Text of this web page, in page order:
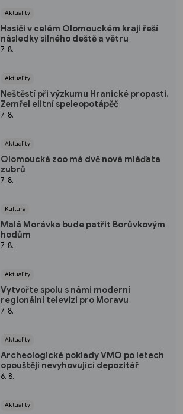
Aktuality
Hasiči v celém Olomouckém kraji řeší
následky silného deště a větru
7. 8.
Aktuality
Neštěstí při výzkumu Hranické propasti.
Zemřel elitní speleopotápěč
7. 8.
Aktuality
Olomoucká zoo má dvě nová mláďata
zubrů
7. 8.
Kultura
Malá Morávka bude patřit Borůvkovým
hodům
7. 8.
Aktuality
Vytvořte spolu s námi moderní
regionální televizi pro Moravu
7. 8.
Aktuality
Archeologické poklady VMO po letech
opouštějí nevyhovující depozitář
6. 8.
Aktuality